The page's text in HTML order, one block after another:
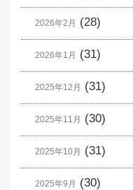
2026年2月 (28)
2026年1月 (31)
2025年12月 (31)
2025年11月 (30)
2025年10月 (31)
2025年9月 (30)